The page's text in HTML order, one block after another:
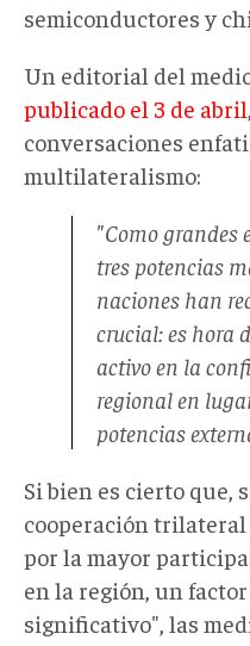
semiconductores y
Un editorial del
publicado el 3 de abril
conversaciones
multilateralismo:
"Como grandes
tres potencias
naciones han
crucial: es hora
activo en la
regional en
potencias
Si bien es cierto que,
cooperación
por la mayor
en la región, un
significativo", las